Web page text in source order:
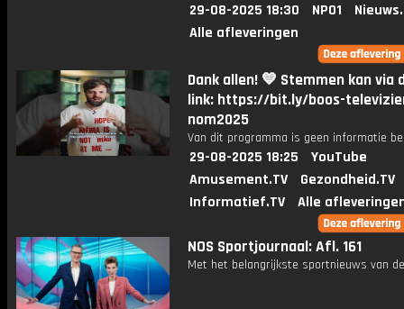
29-08-2025 18:30 NPO1
Alle afleveringen
Dank allen! 💙 Stemmen kan via
link: https://bit.ly/boos-
nom2025
Van dit programma is geen informatie
29-08-2025 18:25
YouTube
Amusement.TV
Gezondheid.TV
Informatief.TV
Alle
NOS Sportjournaal: Afl. 161
Met het belangrijkste sportnieuws van